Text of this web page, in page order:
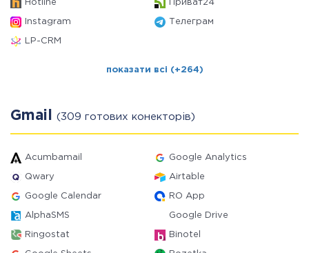
Hotline Приват24
Instagram Телеграм
LP-CRM
показати всі (+264)
Gmail (309 готових конекторів)
Acumbamail Google Analytics
Qwary Airtable
Google Calendar RO App
AlphaSMS Google Drive
Ringostat Binotel